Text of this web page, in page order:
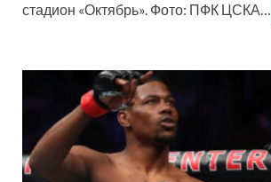
стадион «Октябрь». Фото: ПФК ЦСКА…